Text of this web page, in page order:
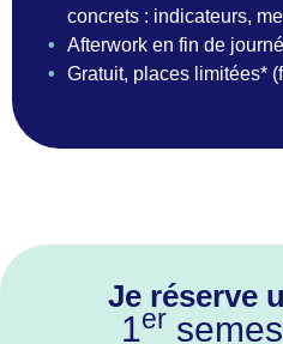
concrets : indicateurs,
•
Afterwork en fin de
•
Gratuit, places limitées*
Je réserve
1er